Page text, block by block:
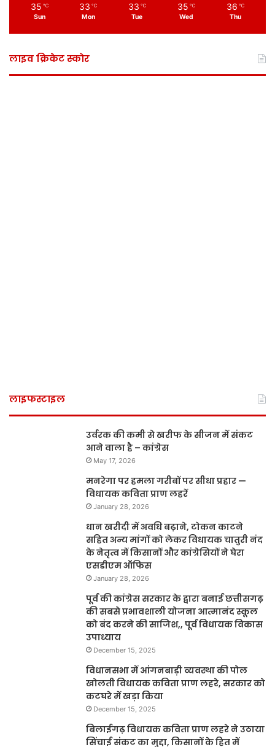
35 ℃
Sun
33 ℃
Mon
33 ℃
Tue
35 ℃
Wed
36 ℃
Thu
लाइव क्रिकेट स्कोर
लाइफस्टाइल
उर्वरक की कमी से खरीफ के सीजन में संकट
आने वाला है – कांग्रेस
May 17, 2026
मनरेगा पर हमला गरीबों पर सीधा प्रहार —
विधायक कविता प्राण लहरें
January 28, 2026
धान खरीदी में अवधि बढ़ाने, टोकन काटने
सहित अन्य मांगों को लेकर विधायक चातुरी नंद
के नेतृत्व में किसानों और कांग्रेसियों ने घेरा
एसडीएम ऑफिस
January 28, 2026
पूर्व की कांग्रेस सरकार के द्वारा बनाई छत्तीसगढ़
की सबसे प्रभावशाली योजना आत्मानंद स्कूल
को बंद करने की साजिश,, पूर्व विधायक विकास
उपाध्याय
December 15, 2025
विधानसभा में आंगनबाड़ी व्यवस्था की पोल
खोलती विधायक कविता प्राण लहरे, सरकार को
कटघरे में खड़ा किया
December 15, 2025
बिलाईगढ़ विधायक कविता प्राण लहरे ने उठाया
सिंचाई संकट का मुद्दा, किसानों के हित में